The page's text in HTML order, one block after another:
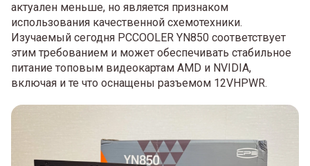
актуален меньше, но является признаком
использования качественной схемотехники.
Изучаемый сегодня PCCOOLER YN850 соответствует
этим требованием и может обеспечивать стабильное
питание топовым видеокартам AMD и NVIDIA,
включая и те что оснащены разъемом 12VHPWR.